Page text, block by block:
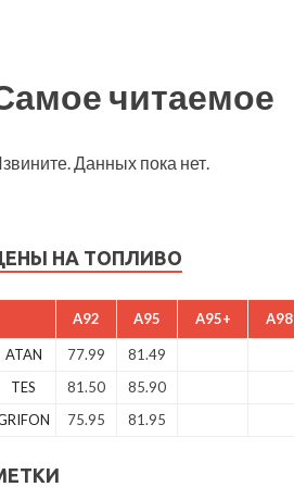
читаемое
Данных пока нет.
НА ТОПЛИВО
A92 A95 A95+ A98
ATAN 77.99 81.49
TES
81.50 85.90
75.95 81.95